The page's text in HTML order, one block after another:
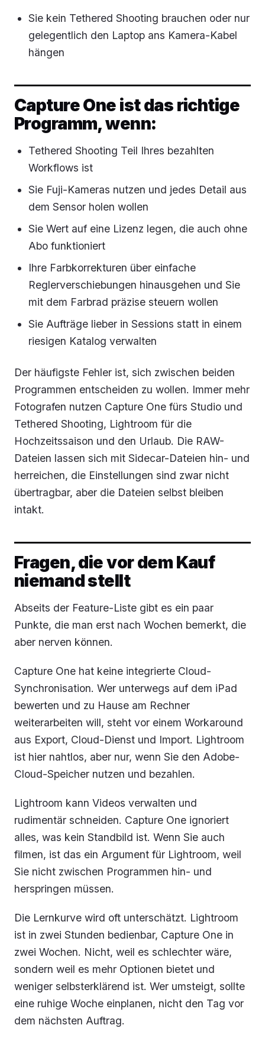
Sie kein Tethered Shooting brauchen oder nur
gelegentlich den Laptop ans Kamera-Kabel
hängen
Capture One ist das richtige
Programm, wenn:
Tethered Shooting Teil Ihres bezahlten
Workflows ist
Sie Fuji-Kameras nutzen und jedes Detail aus
dem Sensor holen wollen
Sie Wert auf eine Lizenz legen, die auch ohne
Abo funktioniert
Ihre Farbkorrekturen über einfache
Reglerverschiebungen hinausgehen und Sie
mit dem Farbrad präzise steuern wollen
Sie Aufträge lieber in Sessions statt in einem
riesigen Katalog verwalten
Der häufigste Fehler ist, sich zwischen beiden
Programmen entscheiden zu wollen. Immer mehr
Fotografen nutzen Capture One fürs Studio und
Tethered Shooting, Lightroom für die
Hochzeitssaison und den Urlaub. Die RAW-
Dateien lassen sich mit Sidecar-Dateien hin- und
herreichen, die Einstellungen sind zwar nicht
übertragbar, aber die Dateien selbst bleiben
intakt.
Fragen, die vor dem Kauf
niemand stellt
Abseits der Feature-Liste gibt es ein paar
Punkte, die man erst nach Wochen bemerkt, die
aber nerven können.
Capture One hat keine integrierte Cloud-
Synchronisation. Wer unterwegs auf dem iPad
bewerten und zu Hause am Rechner
weiterarbeiten will, steht vor einem Workaround
aus Export, Cloud-Dienst und Import. Lightroom
ist hier nahtlos, aber nur, wenn Sie den Adobe-
Cloud-Speicher nutzen und bezahlen.
Lightroom kann Videos verwalten und
rudimentär schneiden. Capture One ignoriert
alles, was kein Standbild ist. Wenn Sie auch
filmen, ist das ein Argument für Lightroom, weil
Sie nicht zwischen Programmen hin- und
herspringen müssen.
Die Lernkurve wird oft unterschätzt. Lightroom
ist in zwei Stunden bedienbar, Capture One in
zwei Wochen. Nicht, weil es schlechter wäre,
sondern weil es mehr Optionen bietet und
weniger selbsterklärend ist. Wer umsteigt, sollte
eine ruhige Woche einplanen, nicht den Tag vor
dem nächsten Auftrag.